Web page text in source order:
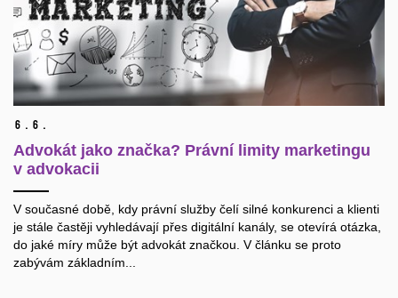
6. 6.
Advokát jako značka? Právní limity marketingu
v advokacii
V současné době, kdy právní služby čelí silné konkurenci a klienti
je stále častěji vyhledávají přes digitální kanály, se otevírá otázka,
do jaké míry může být advokát značkou. V článku se proto
zabývám základním...